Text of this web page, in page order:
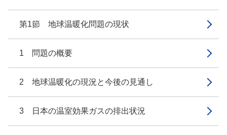
第1節 地球温暖化問題の現状
1 問題の概要
2 地球温暖化の現況と今後の見通し
3 日本の温室効果ガスの排出状況